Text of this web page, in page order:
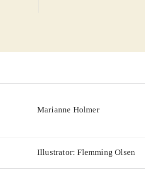
Marianne Holmer
Illustrator: Flemming Olsen